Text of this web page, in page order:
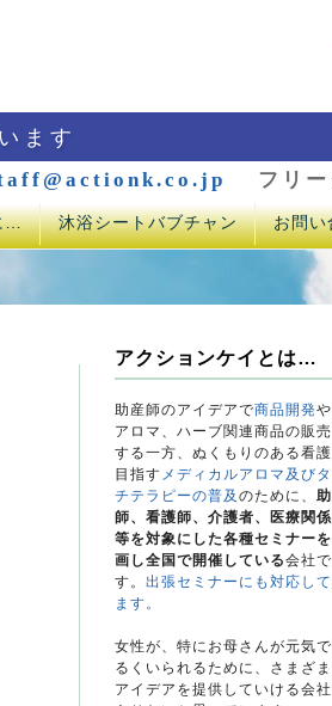
ます
フリー
… 沐浴シートバブチャン お問い
アクションケイとは…
助産師のアイデアで商品開発や
アロマ、ハーブ関連商品の販
する一方、ぬくもりのある看
目指す メディカルアロマ及びタ
チテラピーの普及 のために、
師、看護師、介護者、医療関
等を対象にした各種セミナー
画し全国で開催している会社で
す。 出張セミナーにも対応し
ます。
女性が、特にお母さんが元気で
るくいられるために、さまざ
アイデアを提供していける会